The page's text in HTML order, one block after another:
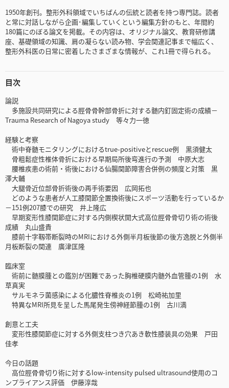
1950年創刊。整形外科領域でいちばんの伝統と読者を持つ専門誌。読者
と常に対話しながら企画･編集していくという編集方針のもと、年間約
180篇にのぼる論文を掲載。その内容は、オリジナル論文、教育研修講
座、基礎領域の知識、肩の凝らない読み物、学会関連記事まで幅広く、
整形外科医の日常に密着したさまざまな情報が、これ1冊で得られる。
目次
論説
多施設共同研究による脛骨骨幹部骨折に対する髄内釘固定術の成績－
Trauma Research of Nagoya study 等々力一徳
経験と考察
術中脊髄モニタリングにおけるtrue-positiveとrescue例 黒須健太
骨粗鬆症性椎体骨折における早期局所後弯進行の予測 中原大志
腰椎疾患の術前・術後における仙腸関節障害合併例の頻度と対策 黒
澤大輔
大腿骨近位部骨折術後の再手術要因 広岡拓也
どのような患者が人工膝関節全置換術後にスポーツ活動を行っているか
－151例207膝での研究 井上隆広
早期変形性膝関節症に対する内側楔状開大式高位脛骨骨切り術の術後
成績 丸山盛貴
膝前十字靱帯断裂時のMRIにおける外側半月板後節の後方逸脱と外側半
月板断裂の関連 廣津匡隆
臨床室
術前に髄膜腫との鑑別が困難であった胸椎硬膜内髄外血管腫の1例 水
草真実
サルモネラ菌感染による化膿性脊椎炎の1例 松崎祐加里
特異なMRI所見を呈した馬尾発生傍神経節腫の1例 古川満
創意と工夫
変形性膝関節症に対する外側支柱つき穴あき軟性膝装具の効果 戸田
佳孝
今日の話題
高位脛骨骨切り術に対するlow-intensity pulsed ultrasound使用のコ
ンプライアンス評価 伊藤淳哉